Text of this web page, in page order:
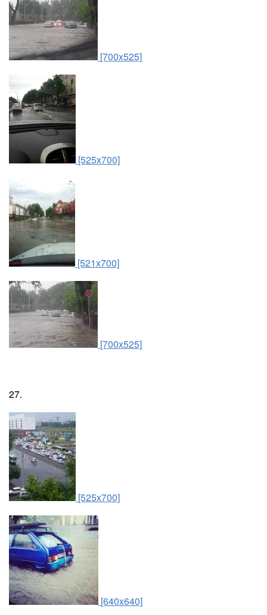
[700x525]
[525x700]
[521x700]
[700x525]
27.
[525x700]
[640x640]